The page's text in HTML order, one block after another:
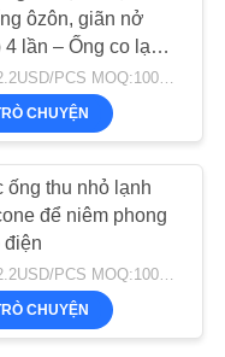
ôzôn, giãn nở
4 lần – Ống co lạnh
silicon
0.8-2.2USD/PCS MOQ:1000 CÁI
CHUYỆN
ống thu nhỏ lạnh
để niêm phong
điện
CHUYỆN